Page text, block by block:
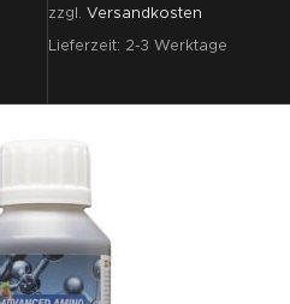
zzgl. Versandkosten
Lieferzeit: 2-3 Werktage